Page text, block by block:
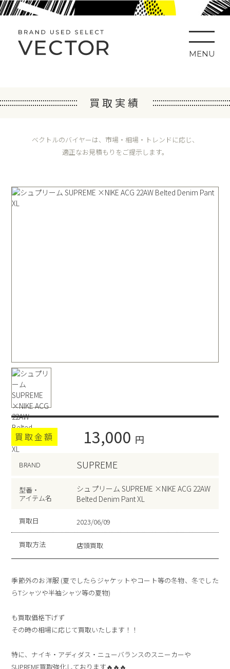
MENU
買取実績
ベクトルのバイヤーは、市場・相場・トレンドに応じ、
適正なお見積もりをご提示します。
買取金額 13,000 円
BRAND SUPREME
型番・
アイテム名
シュプリーム SUPREME ×NIKE ACG 22AW
Belted Denim Pant XL
買取日 2023/06/09
買取方法 店頭買取
季節外のお洋服 (夏でしたらジャケットやコート等の冬物、冬でした
らTシャツや半袖シャツ等の夏物)
も買取価格下げず
その時の相場に応じて買取いたします！！
特に、ナイキ・アディダス・ニューバランスのスニーカーや
SUPREME買取強化しております🔥🔥🔥